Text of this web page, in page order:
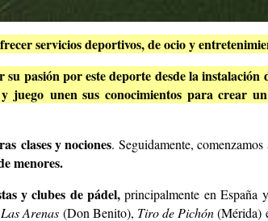
servicios deportivos, de ocio y
pasión por este deporte desde la instalación
unen sus conocimientos para crear
clases y nociones. Seguidamente,
menores.
y clubes de pádel,principalmente en España
Arenas (Don Benito), Tiro de Pichón(Mérida)